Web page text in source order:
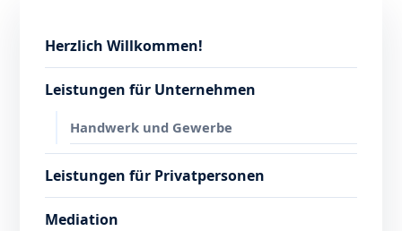
Herzlich Willkommen!
Leistungen für Unternehmen
Handwerk und Gewerbe
Leistungen für Privatpersonen
Mediation